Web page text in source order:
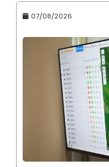
07/08/2026